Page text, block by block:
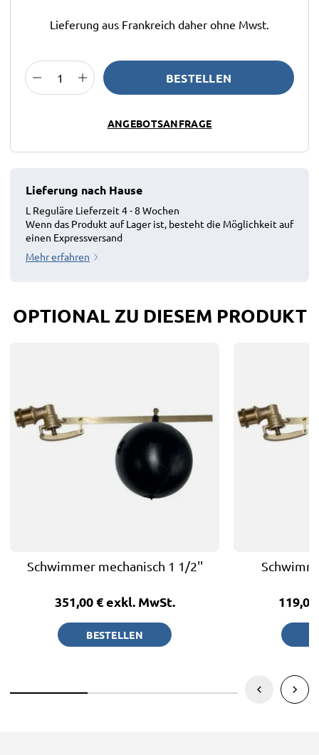
Lieferung aus Frankreich daher ohne Mwst.
BESTELLEN
ANGEBOTSANFRAGE
Lieferung nach Hause
L Reguläre Lieferzeit 4 - 8 Wochen
Wenn das Produkt auf Lager ist, besteht die Möglichkeit auf
einen Expressversand
Mehr erfahren
OPTIONAL ZU DIESEM PRODUKT
Schwimmer mechanisch 1 1/2''
351,00 €exkl. MwSt.
BESTELLEN